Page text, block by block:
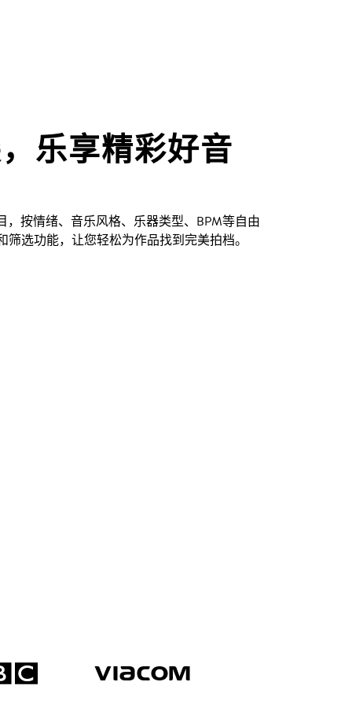
乐享精彩好音
按情绪、音乐风格、乐器类型、BPM等自由
选功能，让您轻松为作品找到完美拍档。